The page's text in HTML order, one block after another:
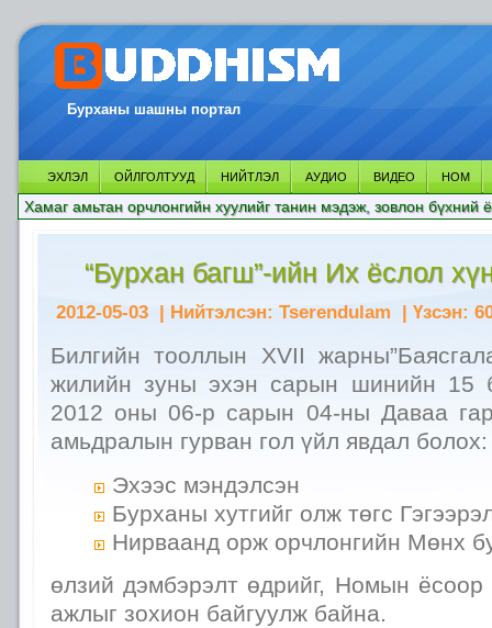
Бурханы шашны портал
ЭХЛЭЛ ОЙЛГОЛТУУД НИЙТЛЭЛ АУДИО ВИДЕО НОМ
Хамаг амьтан орчлонгийн хуулийг танин мэдэж, зовлон бүхний
“Бурхан багш”-ийн Их ёслол
2012-05-03 | Нийтэлсэн: Tserendulam | Үзсэн:
Билгийн тооллын XVII
жилийн зуны эхэн сарын шинийн 15
2012 оны 06-р сарын 04-ны Даваа
амьдралын гурван гол үйл явдал болох:
Эхээс мэндэлсэн
Бурханы хутгийг олж төгс
Нирваанд орж орчлонгийн Мөнх
өлзий дэмбэрэлт өдрийг, Номын ёсоор
ажлыг зохион байгуулж байна.